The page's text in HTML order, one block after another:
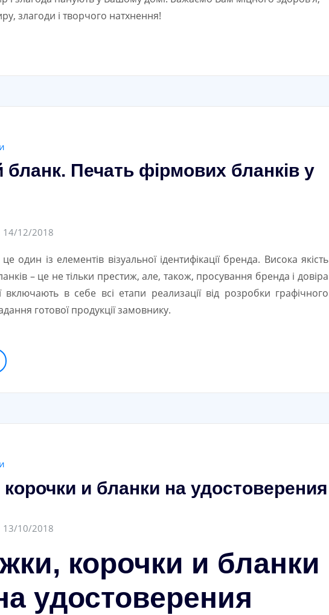
злагоди і творчого натхнення!
Печать фірмових бланків у
14/12/2018
один із елементів візуальної ідентифікації бренда. Висока якість
– це не тільки престиж, але, також, просування бренда і довіра
включають в себе всі етапи реализації від розробки графічного
готової продукції замовнику.
и бланки на удостоверения
13/10/2018
корочки и бланки
удостоверения